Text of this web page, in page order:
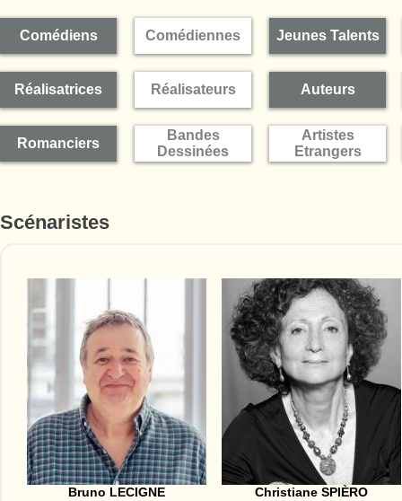
Comédiens Comédiennes Jeunes Talents
Réalisatrices Réalisateurs Auteurs
Romanciers
Bandes
Dessinées
Artistes
Etrangers
Scénaristes
Bruno LECIGNE Christiane SPIÈRO